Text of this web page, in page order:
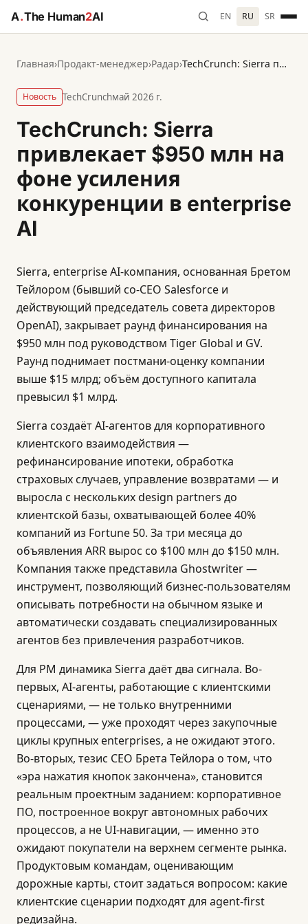
A.The Human2AI EN RU SR
Главная›Продакт-менеджер›Радар› TechCrunch: Sierra привлекает $950 млн на фоне усиления конкуренции в enterprise AI
Новость TechCrunchмай 2026 г.
TechCrunch: Sierra
привлекает $950 млн на
фоне усиления
конкуренции в enterprise
AI
Sierra, enterprise AI-компания, основанная Бретом
Тейлором (бывший со-CEO Salesforce и
действующий председатель совета директоров
OpenAI), закрывает раунд финансирования на
$950 млн под руководством Tiger Global и GV.
Раунд поднимает постмани-оценку компании
выше $15 млрд; объём доступного капитала
превысил $1 млрд.
Sierra создаёт AI-агентов для корпоративного
клиентского взаимодействия —
рефинансирование ипотеки, обработка
страховых случаев, управление возвратами — и
выросла с нескольких design partners до
клиентской базы, охватывающей более 40%
компаний из Fortune 50. За три месяца до
объявления ARR вырос со $100 млн до $150 млн.
Компания также представила Ghostwriter —
инструмент, позволяющий бизнес-пользователям
описывать потребности на обычном языке и
автоматически создавать специализированных
агентов без привлечения разработчиков.
Для PM динамика Sierra даёт два сигнала. Во-
первых, AI-агенты, работающие с клиентскими
сценариями, — не только внутренними
процессами, — уже проходят через закупочные
циклы крупных enterprises, а не ожидают этого.
Во-вторых, тезис CEO Брета Тейлора о том, что
«эра нажатия кнопок закончена», становится
реальным проектным заданием: корпоративное
ПО, построенное вокруг автономных рабочих
процессов, а не UI-навигации, — именно это
ожидают покупатели на верхнем сегменте рынка.
Продуктовым командам, оценивающим
дорожные карты, стоит задаться вопросом: какие
клиентские сценарии подходят для agent-first
редизайна.